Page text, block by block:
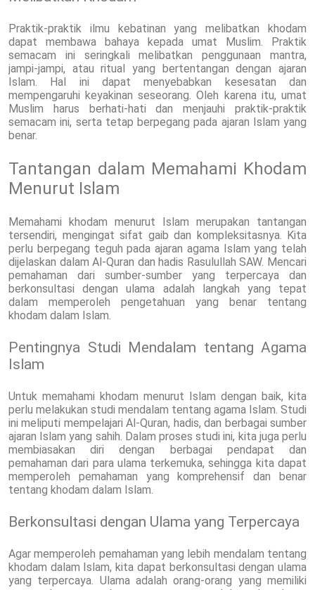
Praktik-praktik ilmu kebatinan yang melibatkan khodam
dapat membawa bahaya kepada umat Muslim. Praktik
semacam ini seringkali melibatkan penggunaan mantra,
jampi-jampi, atau ritual yang bertentangan dengan ajaran
Islam. Hal ini dapat menyebabkan kesesatan dan
mempengaruhi keyakinan seseorang. Oleh karena itu, umat
Muslim harus berhati-hati dan menjauhi praktik-praktik
semacam ini, serta tetap berpegang pada ajaran Islam yang
benar.
Tantangan dalam Memahami Khodam
Menurut Islam
Memahami khodam menurut Islam merupakan tantangan
tersendiri, mengingat sifat gaib dan kompleksitasnya. Kita
perlu berpegang teguh pada ajaran agama Islam yang telah
dijelaskan dalam Al-Quran dan hadis Rasulullah SAW. Mencari
pemahaman dari sumber-sumber yang terpercaya dan
berkonsultasi dengan ulama adalah langkah yang tepat
dalam memperoleh pengetahuan yang benar tentang
khodam dalam Islam.
Pentingnya Studi Mendalam tentang Agama
Islam
Untuk memahami khodam menurut Islam dengan baik, kita
perlu melakukan studi mendalam tentang agama Islam. Studi
ini meliputi mempelajari Al-Quran, hadis, dan berbagai sumber
ajaran Islam yang sahih. Dalam proses studi ini, kita juga perlu
membiasakan diri dengan berbagai pendapat dan
pemahaman dari para ulama terkemuka, sehingga kita dapat
memperoleh pemahaman yang komprehensif dan benar
tentang khodam dalam Islam.
Berkonsultasi dengan Ulama yang Terpercaya
Agar memperoleh pemahaman yang lebih mendalam tentang
khodam dalam Islam, kita dapat berkonsultasi dengan ulama
yang terpercaya. Ulama adalah orang-orang yang memiliki